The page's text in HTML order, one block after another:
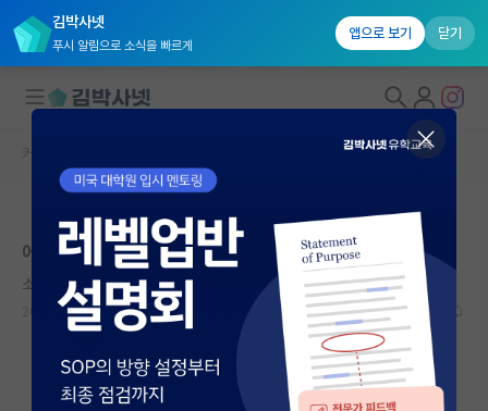
김박사넷
푸시 알림으로 소식을 빠르게
앱으로 보기 닫기
대학원생 모집
국내대학원 정보
연구실&오픈랩
커뮤니티
커뮤니티 홈
전체글보기
커뮤니티 홈
본문이 수정되지 않는 박제글입니다.
에이전트는 학사를 물석사로 만든다
소심한 아인슈타인
2026.06.09 18 9483